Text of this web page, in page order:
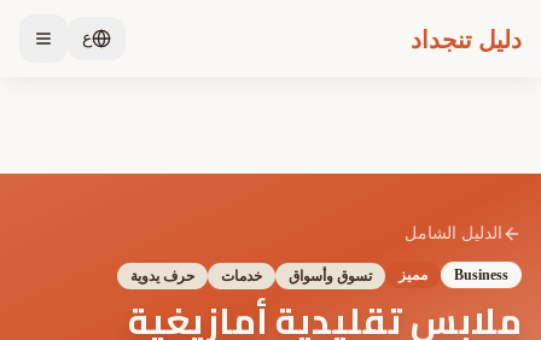
دليل تنجداد ع
الدليل الشامل
Business مميز تسوق وأسواق خدمات حرف يدوية
ملابس تقليدية أمازيغية